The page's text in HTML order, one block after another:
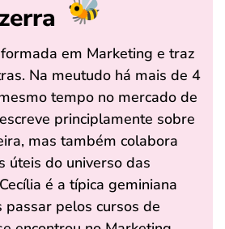
em Marketing e traz
Na meutudo há mais de 4
tempo no mercado de
principlamente sobre
mas também colabora
úteis do universo das
é a típica geminiana
passar pelos cursos de